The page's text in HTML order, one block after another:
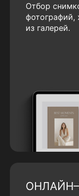
Отбор
фотографий,
из галерей.